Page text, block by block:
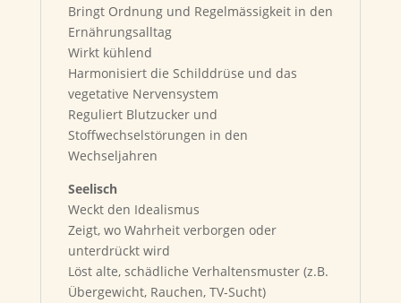
Bringt Ordnung und Regelmässigkeit in den
Ernährungsalltag
Wirkt kühlend
Harmonisiert die Schilddrüse und das
vegetative Nervensystem
Reguliert Blutzucker und
Stoffwechselstörungen in den
Wechseljahren
Seelisch
Weckt den Idealismus
Zeigt, wo Wahrheit verborgen oder
unterdrückt wird
Löst alte, schädliche Verhaltensmuster (z.B.
Übergewicht, Rauchen, TV-Sucht)